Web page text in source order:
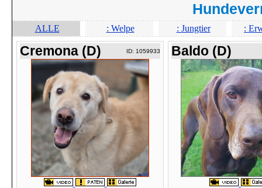
ALLE : Welpe : Jungtier :
Cremona (D) ID: 1059933 Baldo (D)